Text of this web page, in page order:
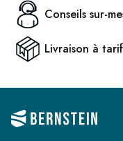
Conseils sur-
Livraison à